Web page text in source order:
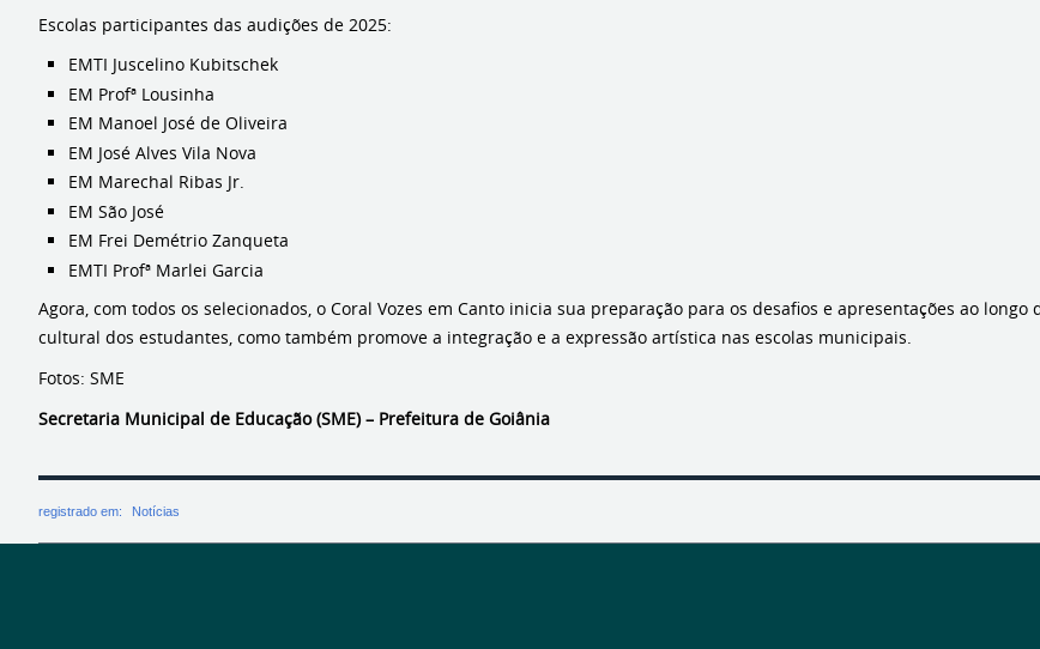
Escolas participantes das audições de 2025:
EMTI Juscelino Kubitschek
EM Profª Lousinha
EM Manoel José de Oliveira
EM José Alves Vila Nova
EM Marechal Ribas Jr.
EM São José
EM Frei Demétrio Zanqueta
EMTI Profª Marlei Garcia
Agora, com todos os selecionados, o Coral Vozes em Canto inicia sua preparação para os desafios e apresentações ao
cultural dos estudantes, como também promove a integração e a expressão artística nas escolas municipais.
Fotos: SME
Secretaria Municipal de Educação (SME) – Prefeitura de Goiânia
registrado em: Notícias